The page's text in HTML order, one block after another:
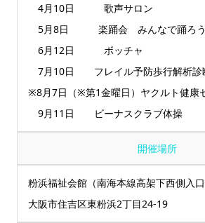
4月10日 歌声サロン
5月8日 楽踊会 みんなで踊ろう
6月12日 ボッチャ
7月10日 フレイル予防歩行解析診
※8月7日（※第1金曜日）ヤクルト健康
9月11日 ビーナスクラブ体操
開催場所
粉浜福祉会館（南海本線高架下西側入口
大阪市住吉区東粉浜2丁目24‐19